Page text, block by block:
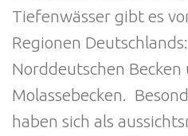
Tiefenwässer gibt es
Regionen
Norddeutschen
Molassebecken.
haben sich als